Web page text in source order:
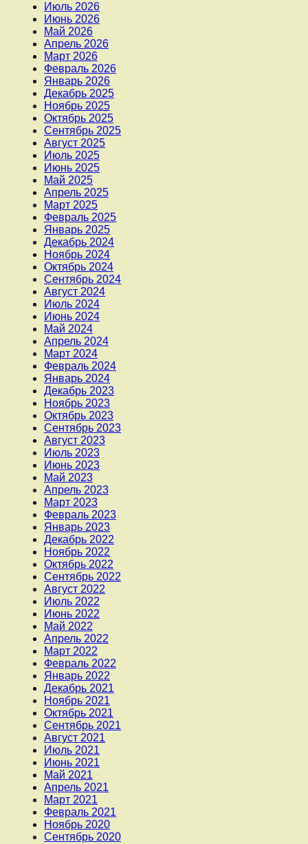
Июль 2026
Июнь 2026
Май 2026
Апрель 2026
Март 2026
Февраль 2026
Январь 2026
Декабрь 2025
Ноябрь 2025
Октябрь 2025
Сентябрь 2025
Август 2025
Июль 2025
Июнь 2025
Май 2025
Апрель 2025
Март 2025
Февраль 2025
Январь 2025
Декабрь 2024
Ноябрь 2024
Октябрь 2024
Сентябрь 2024
Август 2024
Июль 2024
Июнь 2024
Май 2024
Апрель 2024
Март 2024
Февраль 2024
Январь 2024
Декабрь 2023
Ноябрь 2023
Октябрь 2023
Сентябрь 2023
Август 2023
Июль 2023
Июнь 2023
Май 2023
Апрель 2023
Март 2023
Февраль 2023
Январь 2023
Декабрь 2022
Ноябрь 2022
Октябрь 2022
Сентябрь 2022
Август 2022
Июль 2022
Июнь 2022
Май 2022
Апрель 2022
Март 2022
Февраль 2022
Январь 2022
Декабрь 2021
Ноябрь 2021
Октябрь 2021
Сентябрь 2021
Август 2021
Июль 2021
Июнь 2021
Май 2021
Апрель 2021
Март 2021
Февраль 2021
Ноябрь 2020
Сентябрь 2020